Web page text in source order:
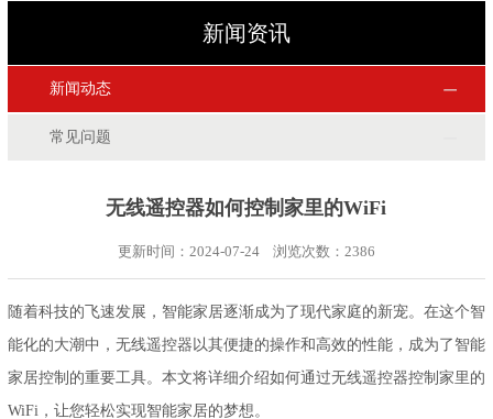
新闻资讯
新闻动态
常见问题
无线遥控器如何控制家里的WiFi
更新时间：2024-07-24 浏览次数： 2386
随着科技的飞速发展，智能家居逐渐成为了现代家庭的新宠。在这个智
能化的大潮中，无线遥控器以其便捷的操作和高效的性能，成为了智能
家居控制的重要工具。本文将详细介绍如何通过无线遥控器控制家里的
WiFi，让您轻松实现智能家居的梦想。